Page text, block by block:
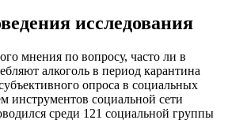
исследования
мнения по вопросу, часто ли в
алкоголь в период карантина
опроса в социальных
инструментов социальной сети
среди 121 социальной группы